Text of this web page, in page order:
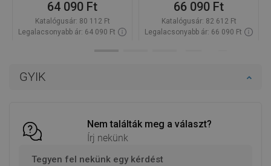
GYIK
Nem találták meg a választ?
Írj nekünk
Tegyen fel nekünk egy kérdést
64 090 Ft
Katalógusár: 80 112 Ft
Legalacsonyabb ár: 64 090 Ft
66 090 Ft
Katalógusár: 82 612 Ft
Legalacsonyabb ár: 66 090 Ft